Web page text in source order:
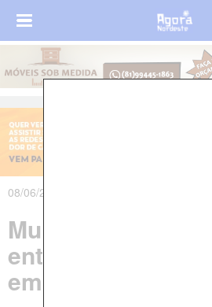
08/06/2026 às 04h42m - Atualizado em
Mulher morre
entre carro e
em Petrolina